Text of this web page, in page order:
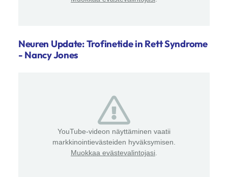
Neuren Update: Trofinetide in Rett Syndrome
- Nancy Jones
YouTube-videon näyttäminen vaatii
markkinointievästeiden hyväksymisen.
Muokkaa evästevalintojasi.